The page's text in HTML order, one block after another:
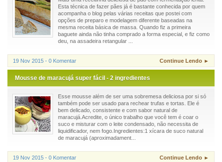
Esta técnica de fazer pães já é bastante conhecida por quem
acompanha o blog pelas várias receitas que postei com
opções de preparo e modelagem diferente baseadas na
mesma receita básica de massa. Quando fiz a primeira
baguete ainda não tinha comprado a forma especial, e fiz como
deu, na assadeira retangular ...
19 Nov 2015 - 0 Komentar Continue Lendo ►
Mousse de maracujá super fácil - 2 ingredientes
Esse mousse além de ser uma sobremesa deliciosa por si só
também pode ser usado para rechear trufas e tortas. Ele é
bem delicado, consistente e com sabor natural de
maracujá.Acredite, o único trabalho que você tem é coar o
suco e misturar com o leite condensado, não necessita de
liquidificador, nem fogo.Ingredientes:1 xícara de suco natural
de maracujá (aproximadament...
19 Nov 2015 - 0 Komentar Continue Lendo ►